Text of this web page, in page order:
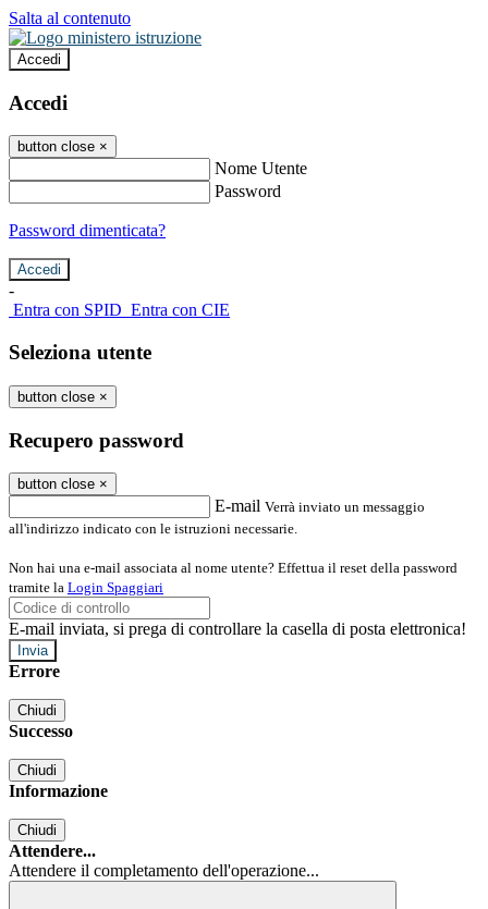
Salta al contenuto
Accedi
Accedi
button close ×
Nome Utente
Password
Password dimenticata?
-
Entra con SPID Entra con CIE
Seleziona utente
button close ×
Recupero password
button close ×
E-mail Verrà inviato un messaggio
all'indirizzo indicato con le istruzioni necessarie.
Non hai una e-mail associata al nome utente? Effettua il reset della password
tramite la Login Spaggiari
E-mail inviata, si prega di controllare la casella di posta elettronica!
Errore
Chiudi
Successo
Chiudi
Informazione
Chiudi
Attendere...
Attendere il completamento dell'operazione...